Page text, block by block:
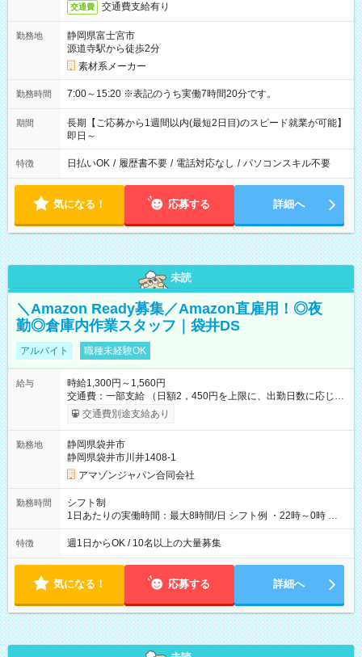
交通費 交通費支給有り
勤務地
静岡県富士宮市
源道寺駅から徒歩2分
素材系メーカー
勤務時間 7:00～15:20 ※表記のうち実働7時間20分です。
期間
長期【ご応募から1週間以内(最短2日目)のスピード就業が可能】
即日～
特徴 日払いOK / 履歴書不要 / 電話対応なし / パソコンスキル不要
気になる！ 応募する 詳細へ
未読
＼Amazon Ready募集／Amazon直雇用！◎夜
勤◎倉庫内作業スタッフ｜袋井DS
アルバイト 職種未経験OK
給与
時給1,300円～1,560円
交通費：一部支給 （日額2，450円を上限に、出勤日数に応じて
実費支給） ※22:00～翌5:00までは時給25%UP！ ■給与前払い
制度あり ※前払い額の上限あり、手数料無料（Amazon負担）
交通費別途支給あり
勤務地
静岡県袋井市
静岡県袋井市川井1408-1
アマゾンジャパン合同会社
勤務時間
シフト制
1日あたりの実働時間：最大8時間/日 シフト例 ・22時～0時 入
社後、就業可能シフトをご確認の上、申請してください。
特徴 週1日からOK / 10名以上の大量募集
気になる！ 応募する 詳細へ